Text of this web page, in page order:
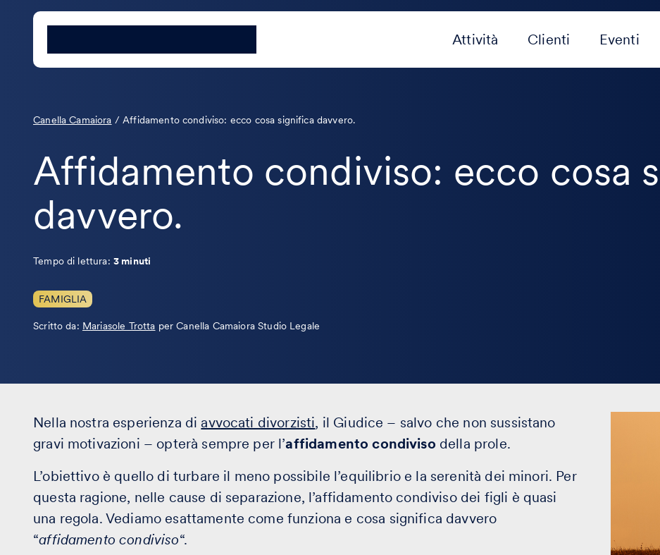
Attività Clienti Eventi
Canella Camaiora /Affidamento condiviso: ecco cosa significa davvero.
Affidamento condiviso: ecco cosa
davvero.
Tempo di lettura: 3 minuti
FAMIGLIA
Scritto da: Mariasole TrottaLeggi
per Canella Camaiora Studio Legale
Nella nostra esperienza di avvocati divorzisti, il Giudice – salvo che non sussistano
gravi motivazioni – opterà sempre per l’affidamento condiviso della prole.
L’obiettivo è quello di turbare il meno possibile l’equilibrio e la serenità dei minori. Per
questa ragione, nelle cause di separazione, l’affidamento condiviso dei figli è quasi
una regola. Vediamo esattamente come funziona e cosa significa davvero
“affidamento condiviso“.